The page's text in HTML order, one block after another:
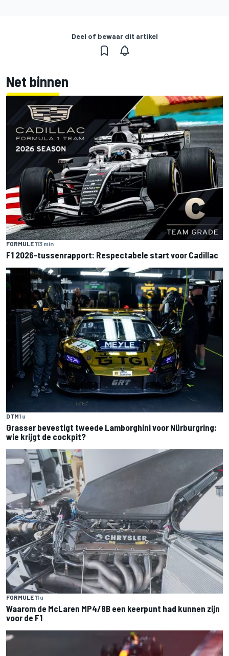
Deel of bewaar dit artikel
Net binnen
FORMULE 113 min
F1 2026-tussenrapport: Respectabele start voor Cadillac
DTM1 u
Grasser bevestigt tweede Lamborghini voor Nürburgring:
wie krijgt de cockpit?
FORMULE 11 u
Waarom de McLaren MP4/8B een keerpunt had kunnen zijn
voor de F1